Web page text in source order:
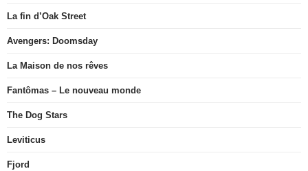
La fin d’Oak Street
Avengers: Doomsday
La Maison de nos rêves
Fantômas – Le nouveau monde
The Dog Stars
Leviticus
Fjord